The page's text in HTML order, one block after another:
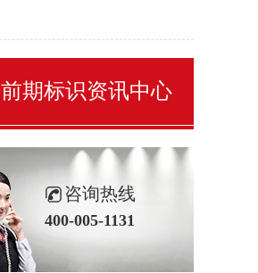
前期标识资讯中心
咨询热线
400-005-1131
景区全景导视